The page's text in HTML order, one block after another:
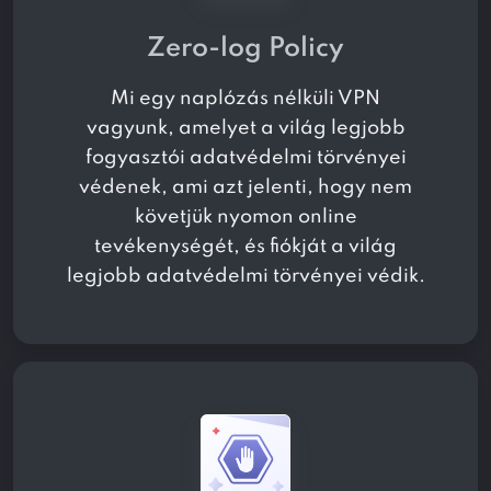
Zero-log Policy
Mi egy naplózás nélküli VPN
vagyunk, amelyet a világ legjobb
fogyasztói adatvédelmi törvényei
védenek, ami azt jelenti, hogy nem
követjük nyomon online
tevékenységét, és fiókját a világ
legjobb adatvédelmi törvényei védik.